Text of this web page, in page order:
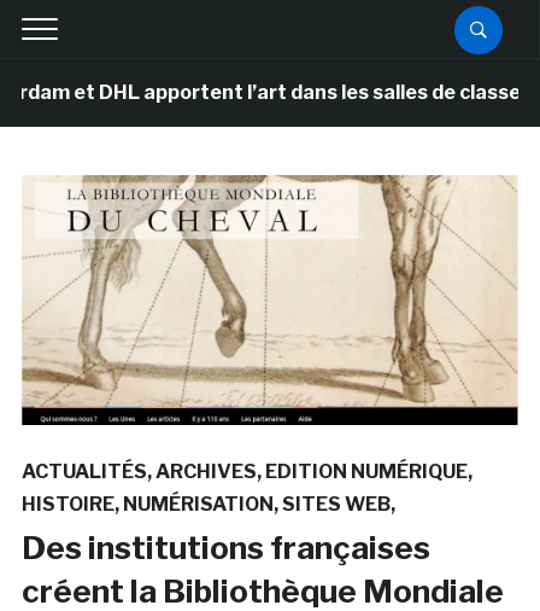
DHL apportent l’art dans les salles de classe des
ACTUALITÉS ARCHIVES EDITION NUMÉRIQUE
HISTOIRE NUMÉRISATION SITES WEB
Des institutions françaises
créent la Bibliothèque Mondiale